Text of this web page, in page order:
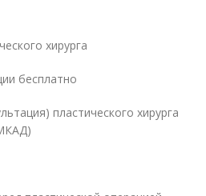
хирурга
бесплатно
пластического хирурга